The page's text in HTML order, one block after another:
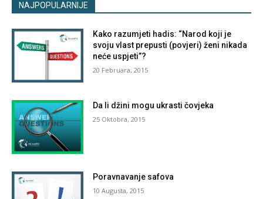
NAJPOPULARNIJE
Kako razumjeti hadis: “Narod koji je
svoju vlast prepusti (povjeri) ženi nikada
neće uspjeti”?
20 Februara, 2015
Da li džini mogu ukrasti čovjeka
25 Oktobra, 2015
Poravnavanje safova
10 Augusta, 2015